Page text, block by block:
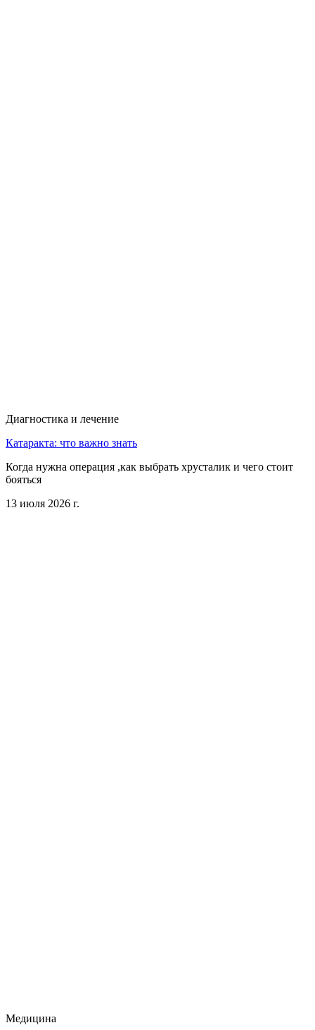
Диагностика и лечение
Катаракта: что важно знать
Когда нужна операция ,как выбрать хрусталик и чего стоит
бояться
13 июля 2026 г.
Медицина